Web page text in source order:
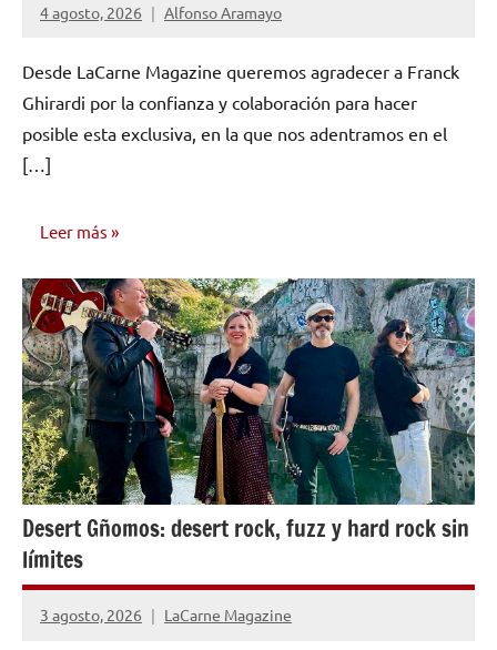
4 agosto, 2026 Alfonso Aramayo
Desde LaCarne Magazine queremos agradecer a Franck
Ghirardi por la confianza y colaboración para hacer
posible esta exclusiva, en la que nos adentramos en el
[…]
Leer más
ENTREVISTAS
Desert Gñomos: desert rock, fuzz y hard rock sin
límites
3 agosto, 2026 LaCarne Magazine